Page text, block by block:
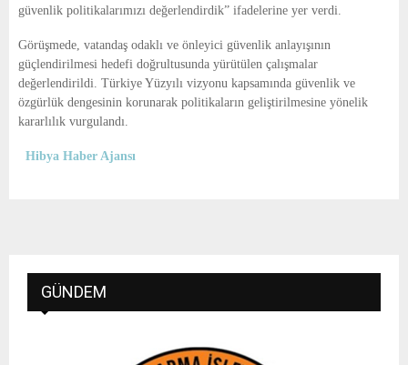
güvenlik politikalarımızı değerlendirdik” ifadelerine yer verdi.
Görüşmede, vatandaş odaklı ve önleyici güvenlik anlayışının
güçlendirilmesi hedefi doğrultusunda yürütülen çalışmalar
değerlendirildi. Türkiye Yüzyılı vizyonu kapsamında güvenlik ve
özgürlük dengesinin korunarak politikaların geliştirilmesine yönelik
kararlılık vurgulandı.
Hibya Haber Ajansı
GÜNDEM